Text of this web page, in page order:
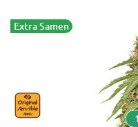
Extra Samen